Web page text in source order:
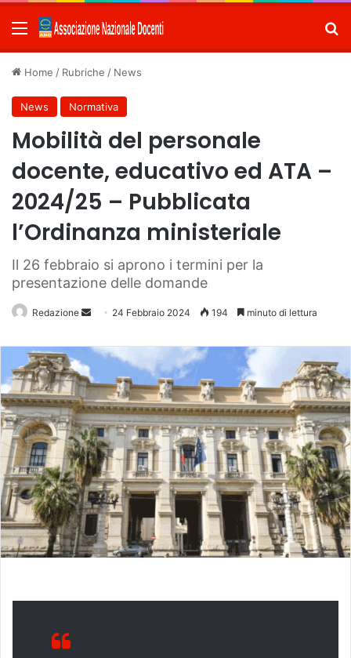
Menu
Home / Rubriche / News
News Normativa
Mobilità del personale
docente, educativo ed ATA –
2024/25 – Pubblicata
l’Ordinanza ministeriale
Il 26 febbraio si aprono i termini per la
presentazione delle domande
Redazione
Invia 24 Febbraio 2024 194 minuto di lettura